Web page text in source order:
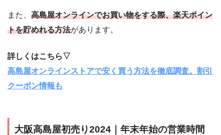
また、 高島屋オンラインでお買い物をする際、楽天ポイン
トを貯めれる方法があります。
詳しくはこちら▽
高島屋オンラインストアで安く買う方法を徹底調査。割引
クーポン情報も
大阪高島屋初売り2024｜年末年始の営業時間